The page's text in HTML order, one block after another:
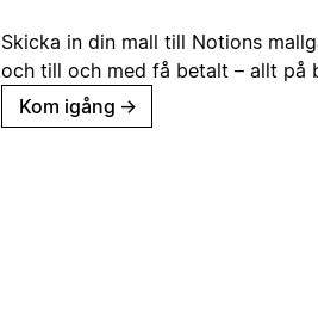
Skicka in din mall till Notions
och till och med få betalt – allt på
Kom igång →